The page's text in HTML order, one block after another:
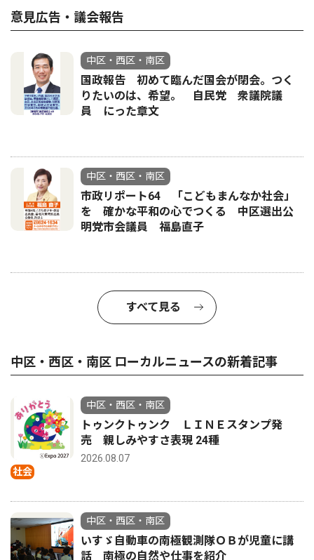
意見広告・議会報告
中区・西区・南区
国政報告 初めて臨んだ国会が閉会。つく
りたいのは、希望。 自民党 衆議院議
員 にった章文
中区・西区・南区
市政リポート64 「こどもまんなか社会」
を 確かな平和の心でつくる 中区選出公
明党市会議員 福島直子
すべて見る
中区・西区・南区 ローカルニュースの新着記事
社会
中区・西区・南区
トゥンクトゥンク ＬＩＮＥスタンプ発
売 親しみやすさ表現 24種
2026.08.07
中区・西区・南区
いすゞ自動車の南極観測隊ＯＢが児童に講
話 南極の自然や仕事を紹介